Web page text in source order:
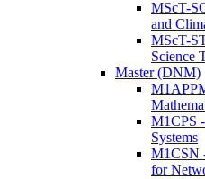
MScT-
and
MScT-
Science
Master (DNM)
M1CPS
Systems
M1CSN
for